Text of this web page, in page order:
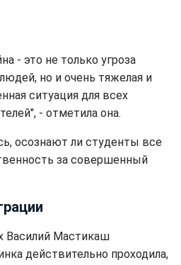
- это не только угроза
но и очень тяжелая и
ситуация для всех
- отметила она.
осознают ли студенты все
за совершенный
Василий Мастикаш
действительно проходила,